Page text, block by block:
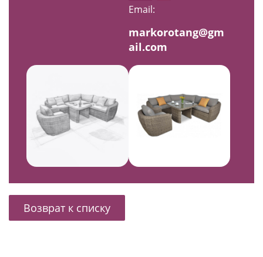
Email:
markorotang@gm
ail.com
Возврат к списку